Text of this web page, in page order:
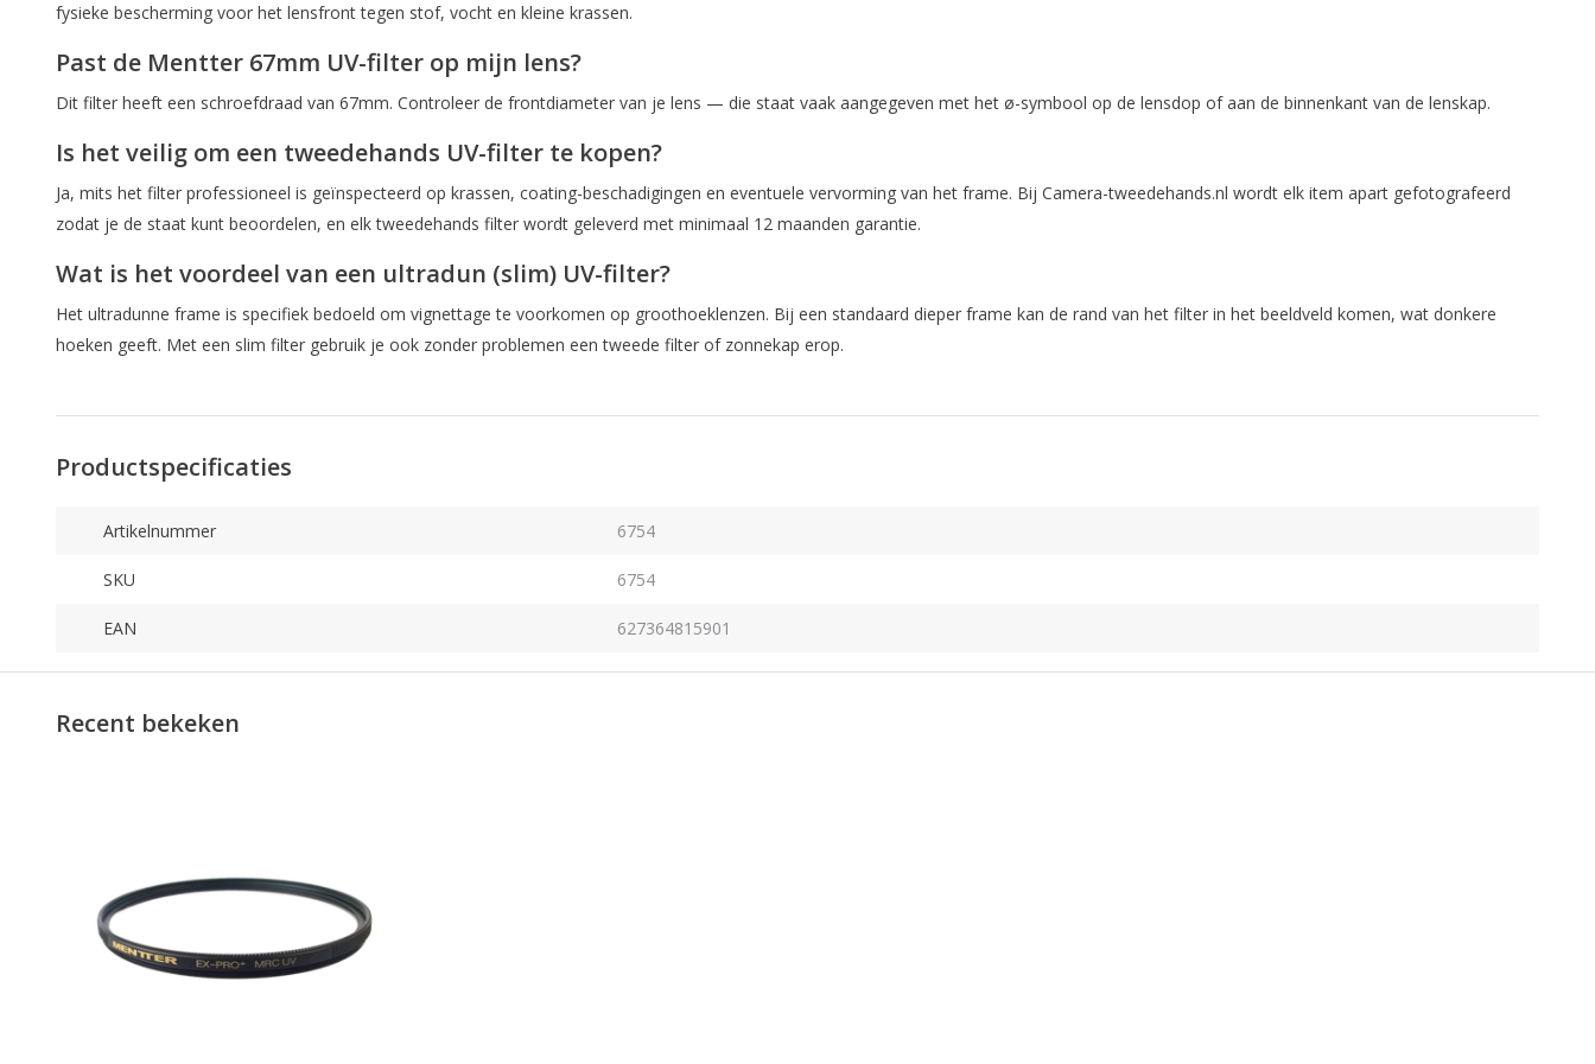
fysieke bescherming voor het lensfront tegen stof, vocht en kleine krassen.
Past de Mentter 67mm UV-filter op mijn lens?
Dit filter heeft een schroefdraad van 67mm. Controleer de frontdiameter van je lens — die staat vaak aangegeven met het ø-symbool op de lensdop of aan de binnenkant van de lenskap.
Is het veilig om een tweedehands UV-filter te kopen?
Ja, mits het filter professioneel is geïnspecteerd op krassen, coating-beschadigingen en eventuele vervorming van het frame. Bij Camera-tweedehands.nl wordt elk item apart gefotografeerd
zodat je de staat kunt beoordelen, en elk tweedehands filter wordt geleverd met minimaal 12 maanden garantie.
Wat is het voordeel van een ultradun (slim) UV-filter?
Het ultradunne frame is specifiek bedoeld om vignettage te voorkomen op groothoeklenzen. Bij een standaard dieper frame kan de rand van het filter in het beeldveld komen, wat donkere
hoeken geeft. Met een slim filter gebruik je ook zonder problemen een tweede filter of zonnekap erop.
Productspecificaties
Artikelnummer 6754
SKU 6754
EAN 627364815901
Recent bekeken